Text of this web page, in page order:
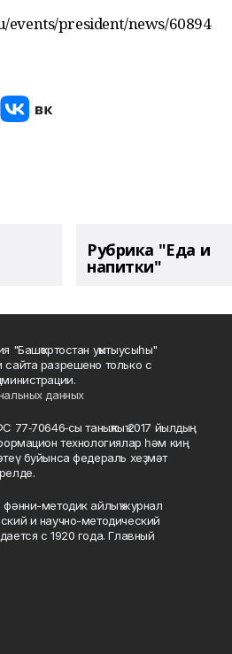
president/news/60894
Рубрика "Еда и
напитки"
уҡытыусыһы"
разрешено только с
данных
таныҡлыҡ 2017 йылдың
технологиялар һәм киң
буйынса федераль хеҙмәт
методик айлыҡ журнал
и научно-методический
с 1920 года. Главный